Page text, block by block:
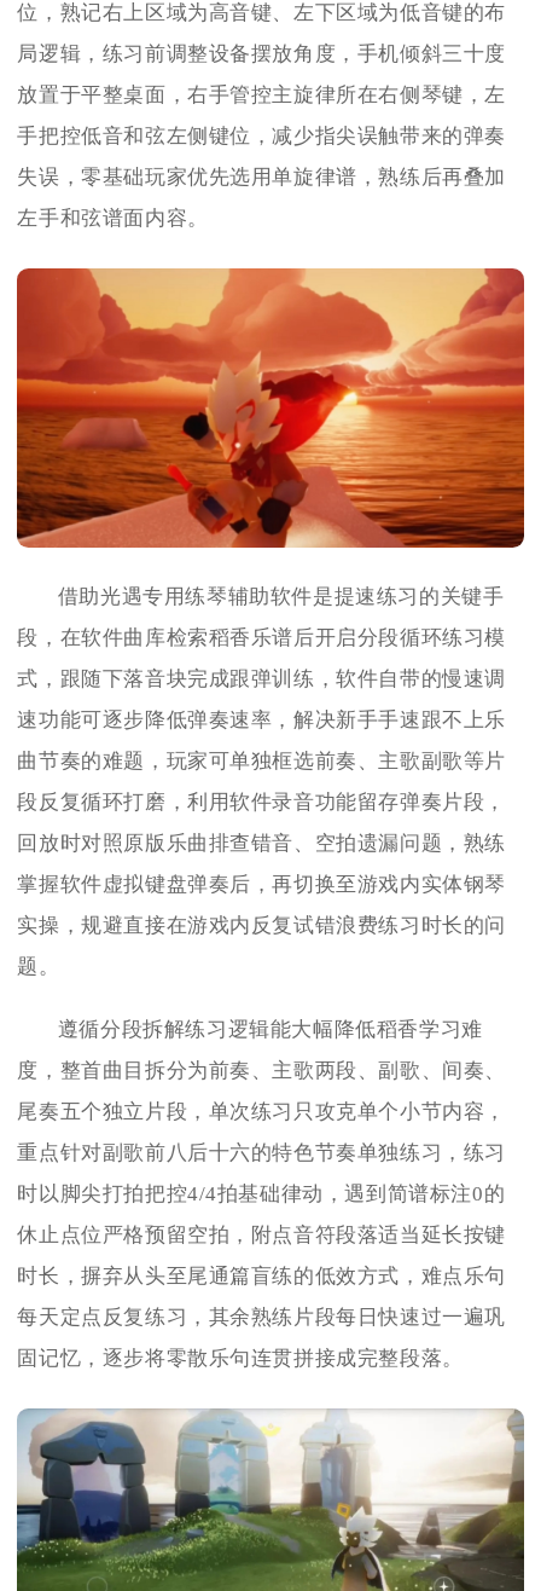
位，熟记右上区域为高音键、左下区域为低音键的布
局逻辑，练习前调整设备摆放角度，手机倾斜三十度
放置于平整桌面，右手管控主旋律所在右侧琴键，左
手把控低音和弦左侧键位，减少指尖误触带来的弹奏
失误，零基础玩家优先选用单旋律谱，熟练后再叠加
左手和弦谱面内容。
借助光遇专用练琴辅助软件是提速练习的关键手
段，在软件曲库检索稻香乐谱后开启分段循环练习模
式，跟随下落音块完成跟弹训练，软件自带的慢速调
速功能可逐步降低弹奏速率，解决新手手速跟不上乐
曲节奏的难题，玩家可单独框选前奏、主歌副歌等片
段反复循环打磨，利用软件录音功能留存弹奏片段，
回放时对照原版乐曲排查错音、空拍遗漏问题，熟练
掌握软件虚拟键盘弹奏后，再切换至游戏内实体钢琴
实操，规避直接在游戏内反复试错浪费练习时长的问
题。
遵循分段拆解练习逻辑能大幅降低稻香学习难
度，整首曲目拆分为前奏、主歌两段、副歌、间奏、
尾奏五个独立片段，单次练习只攻克单个小节内容，
重点针对副歌前八后十六的特色节奏单独练习，练习
时以脚尖打拍把控4/4拍基础律动，遇到简谱标注0的
休止点位严格预留空拍，附点音符段落适当延长按键
时长，摒弃从头至尾通篇盲练的低效方式，难点乐句
每天定点反复练习，其余熟练片段每日快速过一遍巩
固记忆，逐步将零散乐句连贯拼接成完整段落。